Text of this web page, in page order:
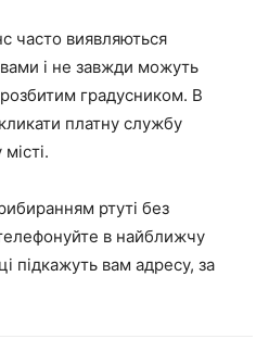
часто виявляються
і не завжди можуть
градусником. В
платну службу
ртуті без
в найближчу
підкажуть вам адресу, за